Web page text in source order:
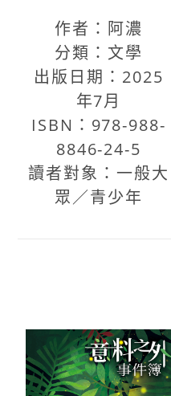
作者：阿濃
分類：文學
出版日期：2025
年7月
ISBN：978-988-
8846-24-5
讀者對象：一般大
眾／青少年